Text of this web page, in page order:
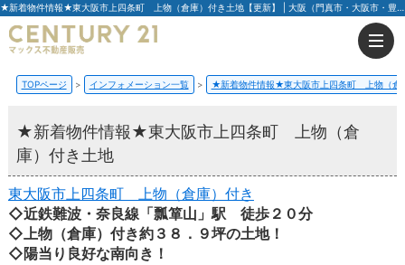
★新着物件情報★東大阪市上四条町 上物（倉庫）付き土地【更新】 | 大阪（門真市・大阪市・豊中市）の不動産はセンチュリー21マックス不動産販売
TOPページ インフォメーション一覧 ★新着物件情報★東大阪市上四条町 上物（倉
★新着物件情報★東大阪市上四条町 上物（倉
庫）付き土地
東大阪市上四条町 上物（倉庫）付き
◇近鉄難波・奈良線「瓢箪山」駅 徒歩２０分
◇上物（倉庫）付き約３８．９坪の土地！
◇陽当り良好な南向き！